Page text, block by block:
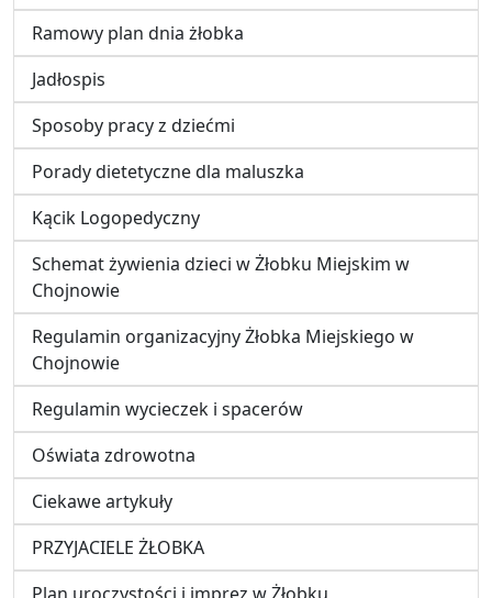
Ramowy plan dnia żłobka
Jadłospis
Sposoby pracy z dziećmi
Porady dietetyczne dla maluszka
Kącik Logopedyczny
Schemat żywienia dzieci w Żłobku Miejskim w
Chojnowie
Regulamin organizacyjny Żłobka Miejskiego w
Chojnowie
Regulamin wycieczek i spacerów
Oświata zdrowotna
Ciekawe artykuły
PRZYJACIELE ŻŁOBKA